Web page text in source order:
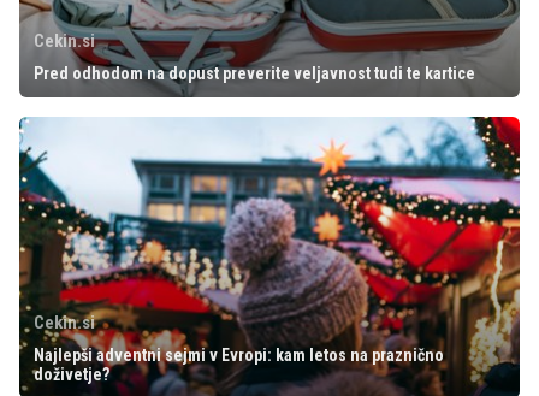
Cekin.si
Pred odhodom na dopust preverite veljavnost tudi te kartice
Cekin.si
Najlepši adventni sejmi v Evropi: kam letos na praznično
doživetje?